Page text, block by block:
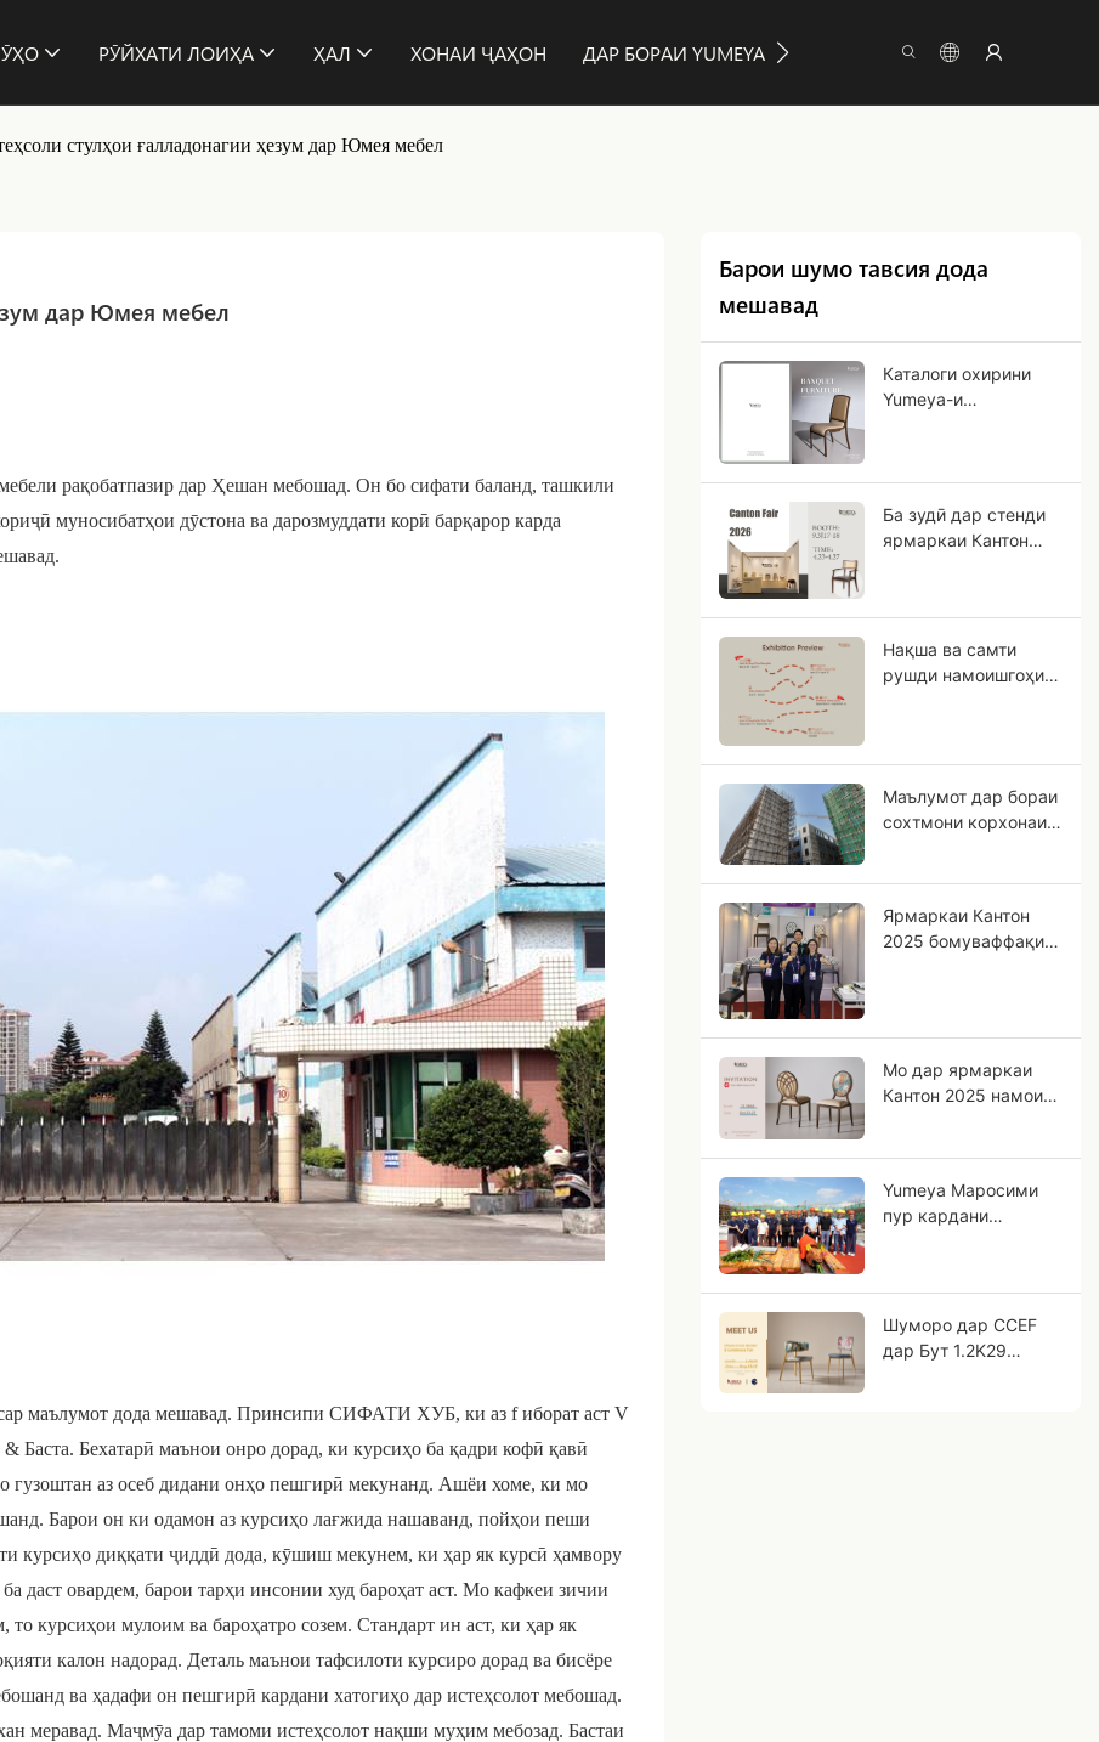
РӮЙХАТИ ЛОИҲА ҲАЛ ХОНАИ ҶАҲОН ДАР БОРАИ YUMEYA МАЪЛУМОТ ПАЙВАСТ
стулҳои ғалладонагии ҳезум дар Юмея мебел
дар Юмея мебел
рақобатпазир дар Ҳешан мебошад. Он бо сифати баланд, ташкили
муносибатҳои дӯстона ва дарозмуддати корӣ барқарор карда
маълумот дода мешавад. Принсипи СИФАТИ ХУБ, ки аз f иборат аст V
Баста. Бехатарӣ маънои онро дорад, ки курсиҳо ба қадри кофӣ қавӣ
гузоштан аз осеб дидани онҳо пешгирӣ мекунанд. Ашёи хоме, ки мо
Барои он ки одамон аз курсиҳо лағжида нашаванд, пойҳои пеши
курсиҳо диққати ҷиддӣ дода, кӯшиш мекунем, ки ҳар як курсӣ ҳамвору
даст овардем, барои тарҳи инсонии худ бароҳат аст. Мо кафкеи зичии
курсиҳои мулоим ва бароҳатро созем. Стандарт ин аст, ки ҳар як
калон надорад. Деталь маънои тафсилоти курсиро дорад ва бисёре
ва ҳадафи он пешгирӣ кардани хатогиҳо дар истеҳсолот мебошад.
меравад. Маҷмӯа дар тамоми истеҳсолот нақши муҳим мебозад. Бастаи
Барои шумо тавсия дода
мешавад
Каталоги охирини
Yumeya-и
Ба зудӣ дар стенди
ярмаркаи Кантон
Нақша ва самти
рушди намоишгоҳи
Маълумот дар бораи
сохтмони корхонаи
Ярмаркаи Кантон
2025 бомуваффақият
Мо дар ярмаркаи
Кантон 2025 намоиш
Yumeya Маросими
пур кардани
Шуморо дар CCEF
дар Бут 1.2K29